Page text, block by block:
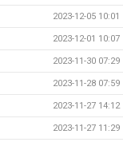
2023-12-05 10:01
2023-12-01 10:07
2023-11-30 07:29
2023-11-28 07:59
2023-11-27 14:12
2023-11-27 11:29